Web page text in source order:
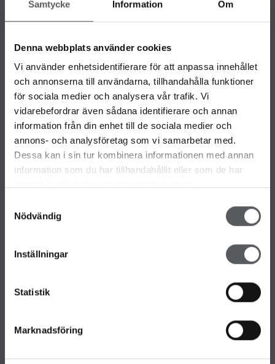
Samtycke Information Om
Denna webbplats använder cookies
Vi använder enhetsidentifierare för att anpassa innehållet
och annonserna till användarna, tillhandahålla funktioner
för sociala medier och analysera vår trafik. Vi
vidarebefordrar även sådana identifierare och annan
information från din enhet till de sociala medier och
annons- och analysföretag som vi samarbetar med.
Dessa kan i sin tur kombinera informationen med annan
information som du har tillhandahållit eller som de har
Nödvändig
Inställningar
Statistik
Marknadsföring
KONTAKTINFORMATION
info@fiskarhedenvillan.se
Box 882, 781 29 Borlänge
ALLA VÅRA HUSMODELLER
UNIKA HUS
FAMILJÄRKOLLEKTIONEN
FRITIDSHUS
KOMPLEMENTBOSTADSHUS
OM FISKARHEDENVILLAN
Jobba hos oss
Nyhetsbrev
KONTAKTA FISKARHEDENVILLAN
Huvudkontor